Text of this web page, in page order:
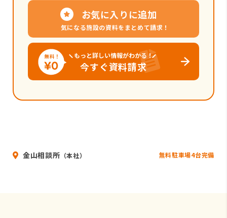
お気に入りに追加
気になる施設の資料をまとめて請求！
もっと詳しい情報がわかる！
今すぐ資料請求
金山相談所 （本社） 無料駐車場4台完備